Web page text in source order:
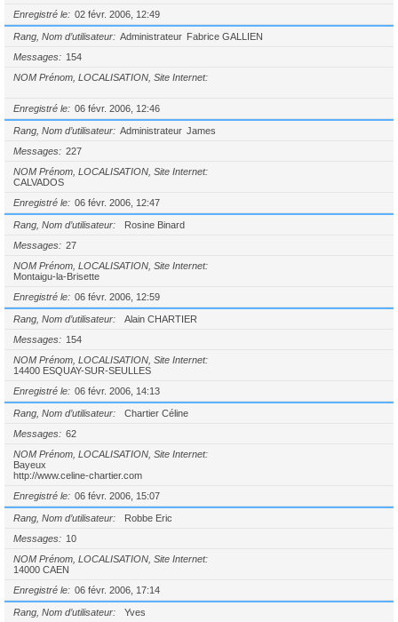
Enregistré le
02 févr. 2006, 12:49
Rang, Nom d’utilisateur Administrateur Fabrice GALLIEN
Messages
154
NOM Prénom, LOCALISATION, Site Internet
Enregistré le 06 févr. 2006, 12:46
Rang, Nom d’utilisateur Administrateur James
Messages
227
NOM Prénom, LOCALISATION, Site Internet
CALVADOS
Enregistré le
06 févr. 2006, 12:47
Rang, Nom d’utilisateur
Rosine Binard
Messages
27
NOM Prénom, LOCALISATION, Site Internet
Montaigu-la-Brisette
Enregistré le
06 févr. 2006, 12:59
Rang, Nom d’utilisateur
Alain CHARTIER
Messages
154
NOM Prénom, LOCALISATION, Site Internet
14400 ESQUAY-SUR-SEULLES
Enregistré le
06 févr. 2006, 14:13
Rang, Nom d’utilisateur
Chartier Céline
Messages
62
NOM Prénom, LOCALISATION, Site Internet
Bayeux
http://www.celine-chartier.com
Enregistré le
06 févr. 2006, 15:07
Rang, Nom d’utilisateur
Robbe Eric
Messages
10
NOM Prénom, LOCALISATION, Site Internet
14000 CAEN
Enregistré le
06 févr. 2006, 17:14
Rang, Nom d’utilisateur
Yves